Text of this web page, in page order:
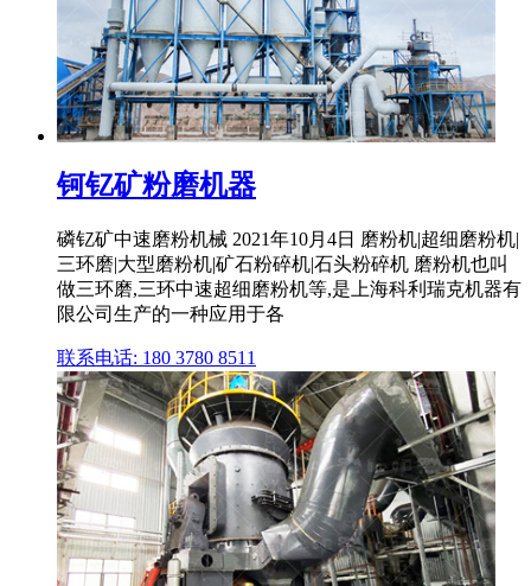
钶钇矿粉磨机器
磷钇矿中速磨粉机械 2021年10月4日 磨粉机|超细磨粉机|
三环磨|大型磨粉机|矿石粉碎机|石头粉碎机 磨粉机也叫
做三环磨,三环中速超细磨粉机等,是上海科利瑞克机器有
限公司生产的一种应用于各
联系电话: 180 3780 8511